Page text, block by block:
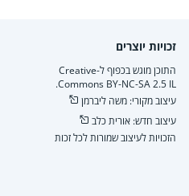
זכויות יוצרים
התוכן מוגש בכפוף ל-Creative
Commons BY-NC-SA 2.5 IL.
עיצוב מקורי: משה ליברמן
עיצוב חדש: אורית כלב
הזכויות לעיצוב שמורות לכל זכות